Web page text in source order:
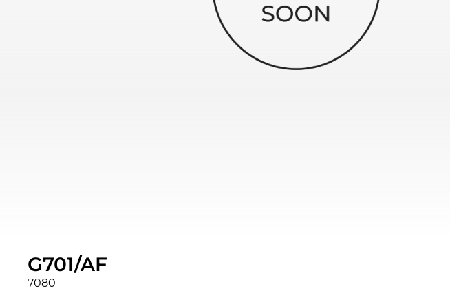
G701/AF
7080